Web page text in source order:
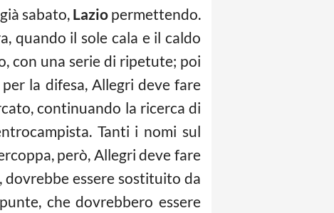
sabato,Laziopermettendo.
quando il sole cala e il caldo
con una serie di ripetute; poi
per la difesa, Allegri deve fare
continuando la ricerca di
Tanti i nomi sul
però, Allegri deve fare
dovrebbe essere sostituito da
che dovrebbero essere